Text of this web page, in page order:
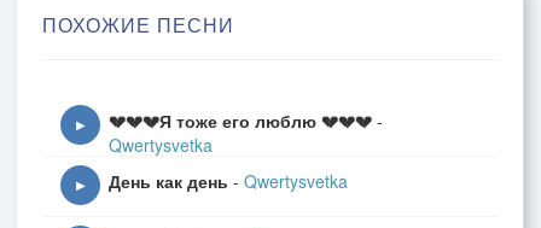
ПОХОЖИЕ ПЕСНИ
▶ 💔💔💔Я тоже его люблю 💔💔💔 -
Qwertysvetka
▶ День как день - Qwertysvetka